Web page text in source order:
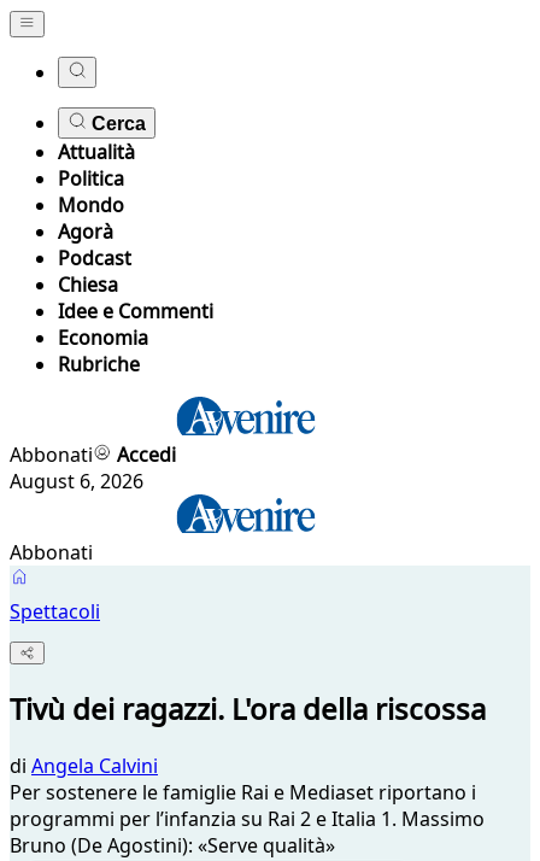
Cerca
Attualità
Politica
Mondo
Agorà
Podcast
Chiesa
Idee e Commenti
Economia
Rubriche
Abbonati
Accedi
August 6, 2026
Abbonati
Spettacoli
Tivù dei ragazzi. L'ora della riscossa
di Angela Calvini
Per sostenere le famiglie Rai e Mediaset riportano i
programmi per l’infanzia su Rai 2 e Italia 1. Massimo
Bruno (De Agostini): «Serve qualità»